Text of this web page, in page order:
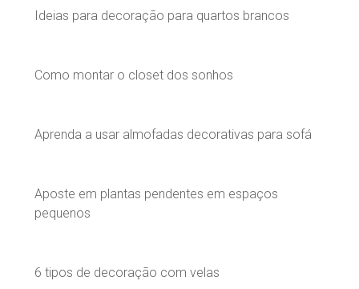
Ideias para decoração para quartos brancos
Como montar o closet dos sonhos
Aprenda a usar almofadas decorativas para sofá
Aposte em plantas pendentes em espaços
pequenos
6 tipos de decoração com velas